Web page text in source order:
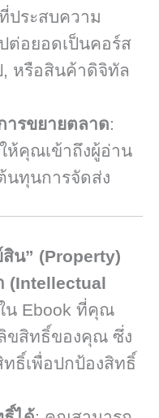
ประสบความ
ต่อยอดเป็นคอร์ส
, หรือสินค้าดิจิทัล
ารขยายตลาด:
ห้คุณเข้าถึงผู้อ่าน
นทุนการจัดส่ง
น” (Property)
(Intellectual
น Ebook ที่คุณ
ขสิทธิ์ของคุณ ซึ่ง
ธิ์เพื่อปกป้องสิทธิ์